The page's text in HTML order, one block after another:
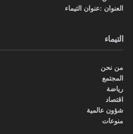
العنوان :عنوان التيماء
التيماء
من نحن
المجتمع
رياضة
اقتصاد
شؤون عالمية
منوعات